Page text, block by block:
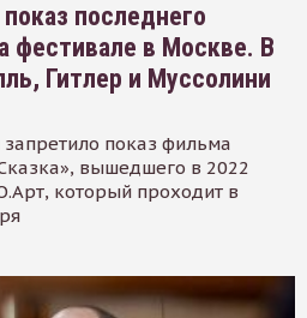
последнего
фестивале в Москве. В
Гитлер и Муссолини
показ фильма
вышедшего в 2022
который проходит в